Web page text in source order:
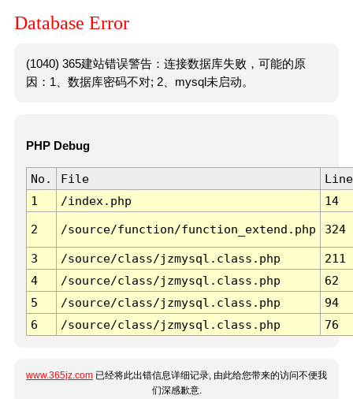
Database Error
(1040) 365建站错误警告：连接数据库失败，可能的原
因：1、数据库密码不对; 2、mysql未启动。
PHP Debug
No. File
Line
1
/index.php 14
2 /source/function/function_extend.php 324
3 /source/class/jzmysql.class.php
211
4
/source/class/jzmysql.class.php
62
5
/source/class/jzmysql.class.php
94
6
/source/class/jzmysql.class.php 76
www.365jz.com 已经将此出错信息详细记录, 由此给您带来的访问不便我
们深感歉意.